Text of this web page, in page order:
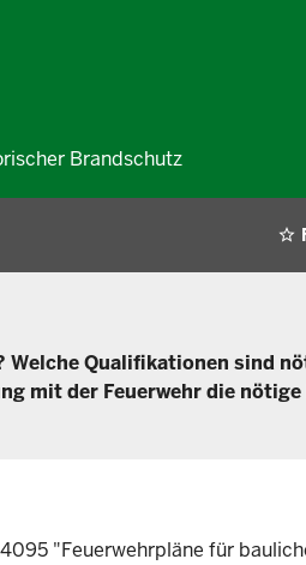
Brandschutz
Qualifikationen sind
mit der Feuerwehr die nötige
"Feuerwehrpläne für